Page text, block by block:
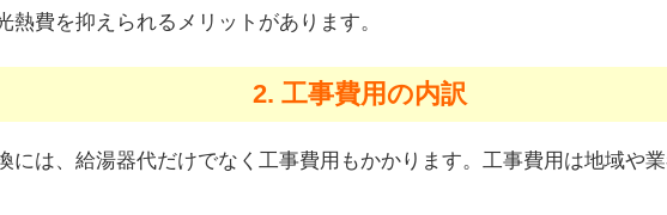
熱費を抑えられるメリットがあります。
2. 工事費用の内訳
には、給湯器代だけでなく工事費用もかかります。工事費用は地域や